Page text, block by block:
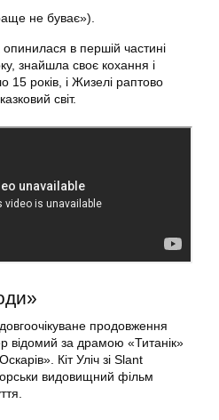
не буває»).
в першій частині
знайшла своє кохання і
15 років, і Жизелі раптово
світ.
продовження
відомий за драмою «Титанік»
Кіт Уліч зі Slant
видовищний фільм